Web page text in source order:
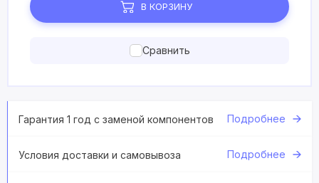
В КОРЗИНУ
Сравнить
Гарантия 1 год с заменой компонентов Подробнее
Условия доставки и самовывоза Подробнее